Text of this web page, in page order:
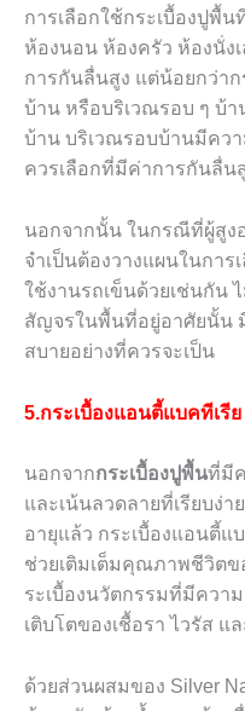
การเลือกใช้กระเบื้องปูพื้
ห้องนอน ห้องครัว ห้องนั่ง
การกันลื่นสูง แต่น้อยกว่าก
บ้าน หรือบริเวณรอบ ๆ บ้า
บ้าน บริเวณรอบบ้านมีคว
ควรเลือกที่มีค่าการกันลื่น
นอกจากนั้น ในกรณีที่ผู้สูง
จำเป็นต้องวางแผนในการ
ใช้งานรถเข็นด้วยเช่นกัน
สัญจรในพื้นที่อยู่อาศัยนั้น
สบายอย่างที่ควรจะเป็น
5.กระเบื้องแอนตี้แบคทีเรี
นอกจากกระเบื้องปูพื้นที่มี
และเน้นลวดลายที่เรียบง่
อายุแล้ว กระเบื้องแอนตี้แ
ช่วยเติมเต็มคุณภาพชีวิตข
ระเบื้องนวัตกรรมที่มีควา
เติบโตของเชื้อรา ไวรัส แ
ด้วยส่วนผสมของ Silver